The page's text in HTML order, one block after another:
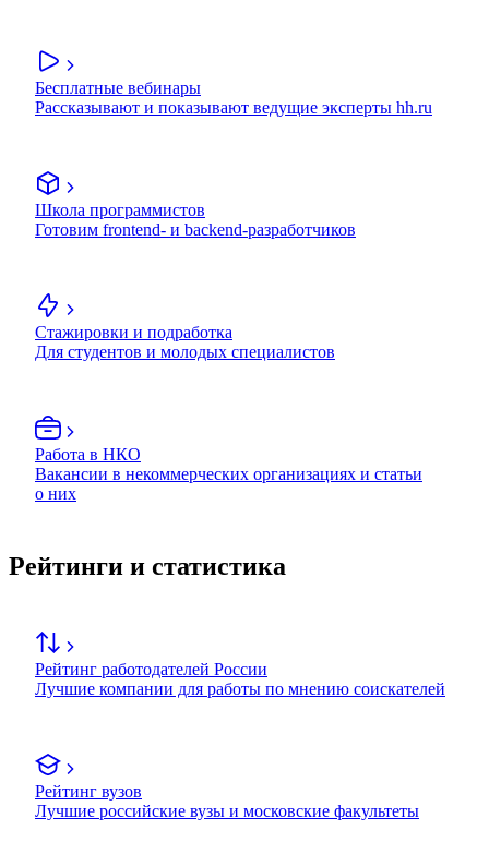
Бесплатные вебинары
Рассказывают и показывают ведущие эксперты hh.ru
Школа программистов
Готовим frontend- и backend-разработчиков
Стажировки и подработка
Для студентов и молодых специалистов
Работа в НКО
Вакансии в некоммерческих организациях и статьи
о них
Рейтинги и статистика
Рейтинг работодателей России
Лучшие компании для работы по мнению соискателей
Рейтинг вузов
Лучшие российские вузы и московские факультеты